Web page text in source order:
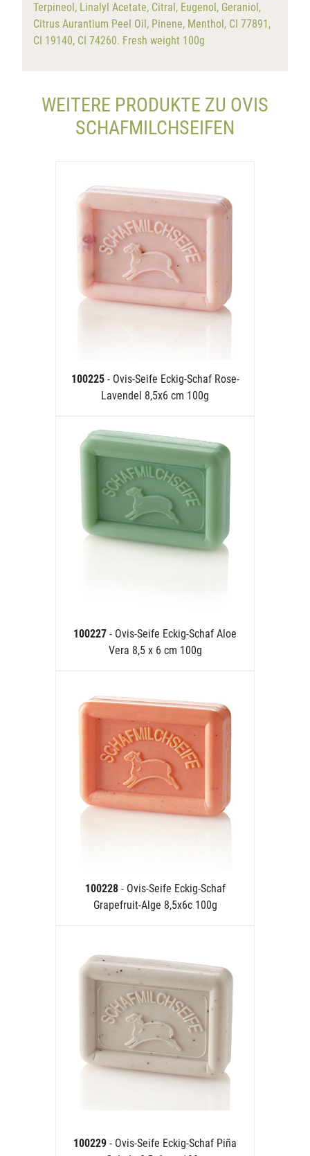
Terpineol, Linalyl Acetate, Citral, Eugenol, Geraniol,
Citrus Aurantium Peel Oil, Pinene, Menthol, CI 77891,
CI 19140, CI 74260. Fresh weight 100g
WEITERE PRODUKTE ZU OVIS
SCHAFMILCHSEIFEN
100225 - Ovis-Seife Eckig-Schaf Rose-
Lavendel 8,5x6 cm 100g
100227 - Ovis-Seife Eckig-Schaf Aloe
Vera 8,5 x 6 cm 100g
100228 - Ovis-Seife Eckig-Schaf
Grapefruit-Alge 8,5x6c 100g
100229 - Ovis-Seife Eckig-Schaf Piña